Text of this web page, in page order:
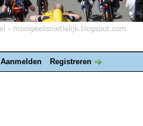
Aanmelden Registreren